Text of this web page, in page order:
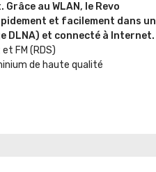
au WLAN, le Revo
et facilement dans un
DLNA) et connecté à Internet.
FM (RDS)
de haute qualité